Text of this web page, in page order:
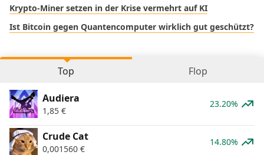
Krypto-Miner setzen in der Krise vermehrt auf KI
Ist Bitcoin gegen Quantencomputer wirklich gut geschützt?
Top Flop
Audiera
1,85 €
23.20%
Crude Cat
0,001560 €
14.80%